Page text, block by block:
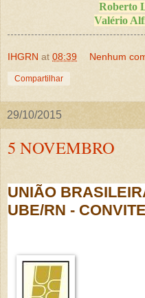
Roberto
Valério
IHGRN at 08:39 Nenhum
Compartilhar
29/10/2015
5 NOVEMBRO
UNIÃO
UBE/RN - CONVITE